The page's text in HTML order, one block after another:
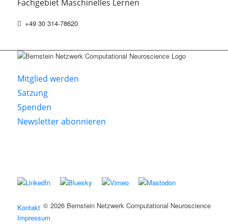
Fachgebiet Maschinelles Lernen
+49 30 314-78620
Mitglied werden
Satzung
Spenden
Newsletter abonnieren
© 2026 Bernstein Netzwerk Computational Neuroscience
Kontakt
Impressum